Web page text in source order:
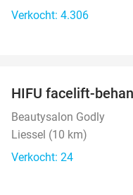
Verkocht: 4.306
HIFU facelift-
Beautysalon Godly
Liessel (10 km)
Verkocht: 24